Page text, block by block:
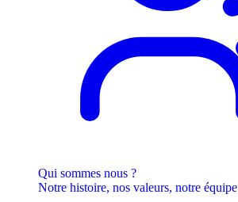
Qui sommes nous ?
Notre histoire, nos valeurs, notre équipe